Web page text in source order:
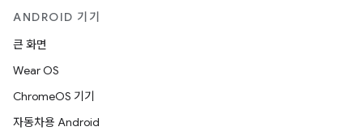
ANDROID 기기
큰 화면
Wear OS
ChromeOS 기기
자동차용 Android